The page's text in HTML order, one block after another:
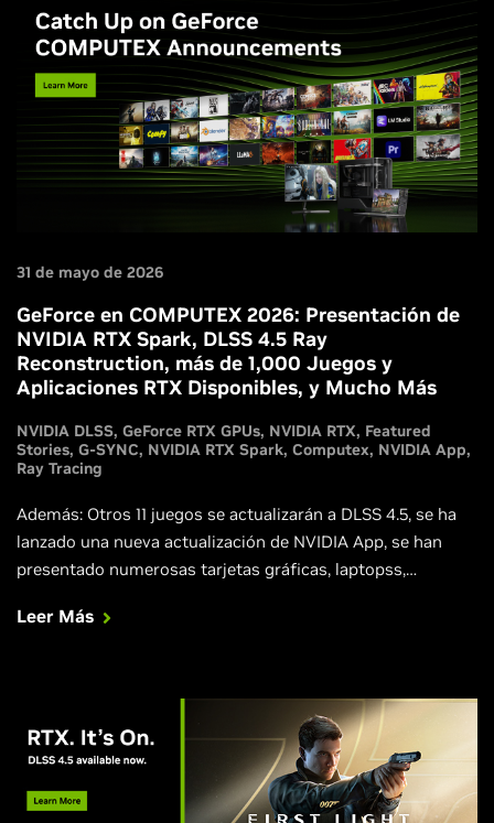
desplazas con frecuencia, necesitas instalar una PC
compacta en algún lugar como la cabina de un camión, o
simplemente quieres minimizar el espacio que ocupa tu
PC, la ZOTAC MAGNUS One Ultra podría ser la solución
perfecta para ti, y es más fácil de configurar que una PC
SFF completa de montaje propio.
31 de mayo de 2026
GeForce en COMPUTEX 2026: Presentación de
NVIDIA RTX Spark, DLSS 4.5 Ray
Reconstruction, más de 1,000 Juegos y
Aplicaciones RTX Disponibles, y Mucho Más
NVIDIA DLSS GeForce RTX GPUs NVIDIA RTX Featured
Stories G-SYNC NVIDIA RTX Spark Computex NVIDIA App
Ray Tracing
Además: Otros 11 juegos se actualizarán a DLSS 4.5, se ha
lanzado una nueva actualización de NVIDIA App, se han
presentado numerosas tarjetas gráficas, laptopss,
los agentes de IA locales ahora son más rápidos,
Leer Más